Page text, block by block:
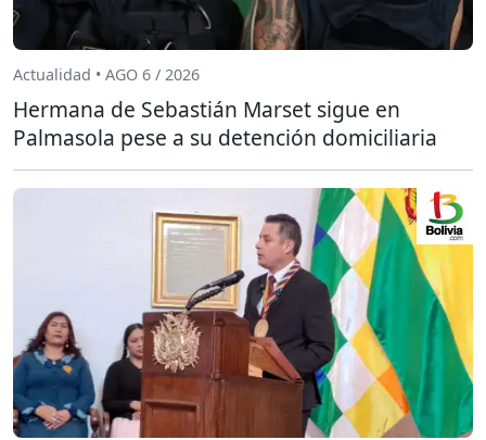
Actualidad • AGO 6 / 2026
Hermana de Sebastián Marset sigue en
Palmasola pese a su detención domiciliaria